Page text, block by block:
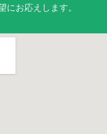
にお応えします。